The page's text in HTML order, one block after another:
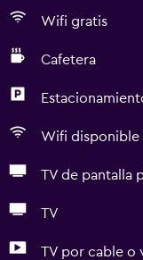
Wifi gratis
Cafetera
Wifi disponible
TV de pantalla
TV
TV por cable o